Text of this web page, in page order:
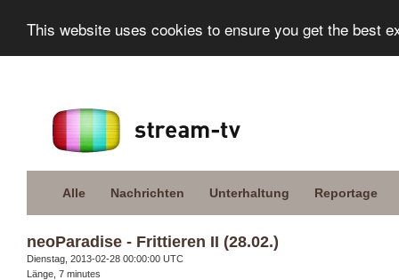
This website uses cookies to ensure you get the best
Alle Nachrichten Unterhaltung Reportage
neoParadise - Frittieren II (28.02.)
Dienstag, 2013-02-28 00:00:00 UTC
Länge, 7 minutes